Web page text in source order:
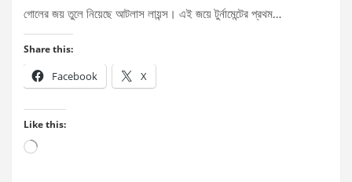
গোলের জয় তুলে নিয়েছে আটলাস লায়ন্স। এই জয়ে টুর্নামেন্টের প্রথম…
Share this:
Facebook X
Like this:
Loading…